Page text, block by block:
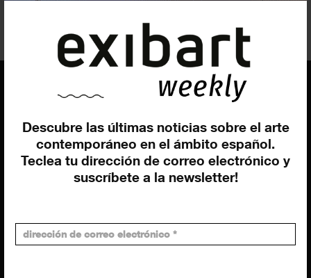
Descubre las últimas noticias sobre el arte
contemporáneo en el ámbito español.
Teclea tu dirección de correo electrónico y
suscríbete a la newsletter!
EQUIPO
Dirección general
Uros Gorgone
Federico Pazzagli
Carolina Ciuti
Administración